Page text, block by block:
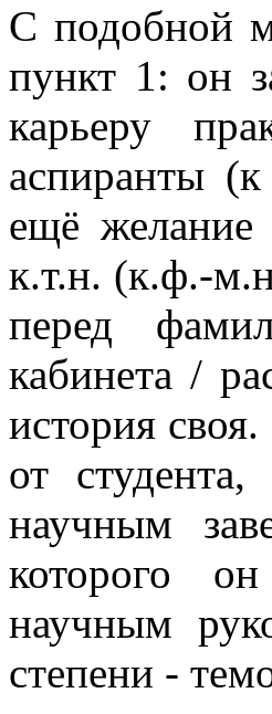
С подобной
пункт 1: он
карьеру
аспиранты
ещё желание
к.т.н. (к.ф.-
перед
кабинета /
история
от
научным
которого
научным
степени -